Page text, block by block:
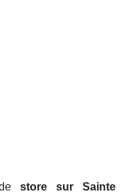
destore sur Sainte